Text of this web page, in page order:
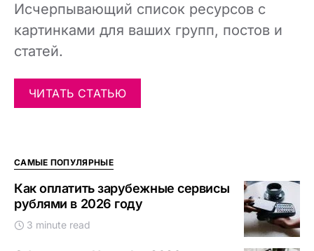
Исчерпывающий список ресурсов с
картинками для ваших групп, постов и
статей.
ЧИТАТЬ СТАТЬЮ
САМЫЕ ПОПУЛЯРНЫЕ
Как оплатить зарубежные сервисы
рублями в 2026 году
3 minute read